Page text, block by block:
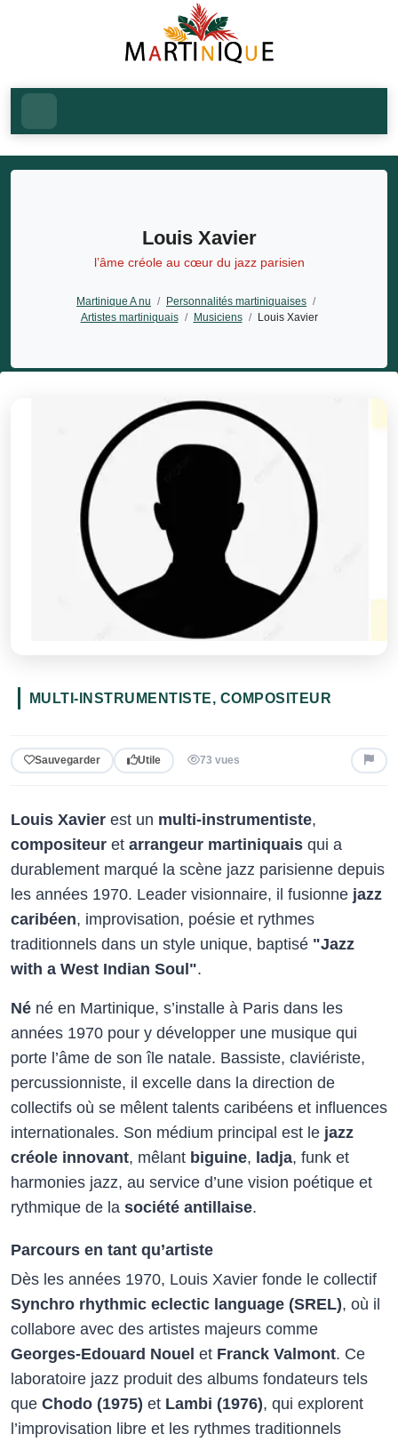
Louis Xavier
l’âme créole au cœur du jazz parisien
Martinique A nu / Personnalités martiniquaises /
Artistes martiniquais / Musiciens / Louis Xavier
MULTI-INSTRUMENTISTE, COMPOSITEUR
Sauvegarder Utile 73 vues
Louis Xavier est un multi-instrumentiste,
compositeur et arrangeur martiniquais qui a
durablement marqué la scène jazz parisienne depuis
les années 1970. Leader visionnaire, il fusionne jazz
caribéen, improvisation, poésie et rythmes
traditionnels dans un style unique, baptisé "Jazz
with a West Indian Soul".
Né né en Martinique, s’installe à Paris dans les
années 1970 pour y développer une musique qui
porte l’âme de son île natale. Bassiste, claviériste,
percussionniste, il excelle dans la direction de
collectifs où se mêlent talents caribéens et influences
internationales. Son médium principal est le jazz
créole innovant, mêlant biguine, ladja, funk et
harmonies jazz, au service d’une vision poétique et
rythmique de la société antillaise.​
Parcours en tant qu’artiste
Dès les années 1970, Louis Xavier fonde le collectif
Synchro rhythmic eclectic language (SREL), où il
collabore avec des artistes majeurs comme
Georges-Edouard Nouel et Franck Valmont. Ce
laboratoire jazz produit des albums fondateurs tels
que Chodo (1975) et Lambi (1976), qui explorent
l’improvisation libre et les rythmes traditionnels